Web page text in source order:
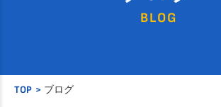
BLOG
TOP ブログ